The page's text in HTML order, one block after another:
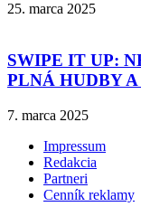
25. marca 2025
SWIPE IT UP:
PLNÁ HUDBY
7. marca 2025
Impressum
Redakcia
Partneri
Cenník reklamy